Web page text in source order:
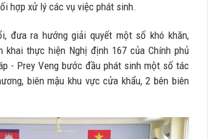
hợp xử lý các vụ việc phát sinh.
đưa ra hướng giải quyết một số khó khăn,
khai thực hiện Nghị định 167 của Chính phủ
- Prey Veng bước đầu phát sinh một số tác
biên mậu khu vực cửa khẩu, 2 bên biên